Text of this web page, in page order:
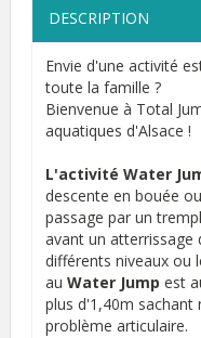
DESCRIPTION
Envie d'une activité
toute la famille ?
Bienvenue à Total
aquatiques d'Alsace !
L'activité Water
descente en bouée
passage par un
avant un atterrissage
différents niveaux ou
au Water Jump est
plus d'1,40m sachant
problème articulaire.